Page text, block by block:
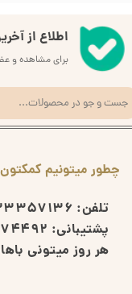
چطور میتونیم
تلفن: 021
پشتیبانی: 0993
هر روز میتونی
اطلاع از
برای مشاهده و